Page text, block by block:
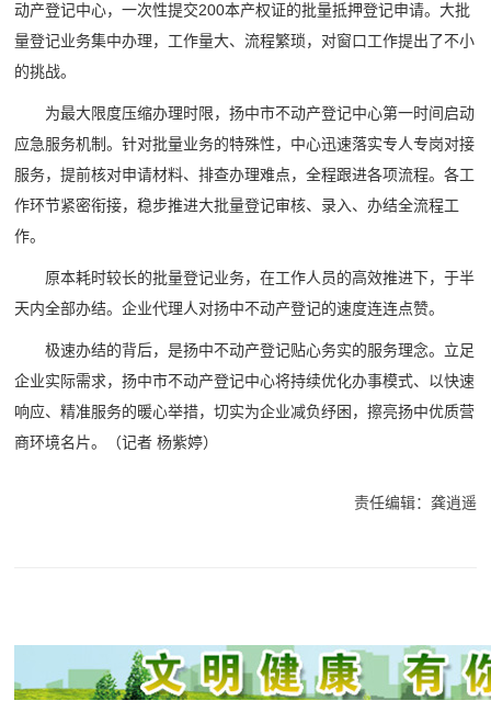
动产登记中心，一次性提交200本产权证的批量抵押登记申请。大批
量登记业务集中办理，工作量大、流程繁琐，对窗口工作提出了不小
的挑战。
为最大限度压缩办理时限，扬中市不动产登记中心第一时间启动
应急服务机制。针对批量业务的特殊性，中心迅速落实专人专岗对接
服务，提前核对申请材料、排查办理难点，全程跟进各项流程。各工
作环节紧密衔接，稳步推进大批量登记审核、录入、办结全流程工
作。
原本耗时较长的批量登记业务，在工作人员的高效推进下，于半
天内全部办结。企业代理人对扬中不动产登记的速度连连点赞。
极速办结的背后，是扬中不动产登记贴心务实的服务理念。立足
企业实际需求，扬中市不动产登记中心将持续优化办事模式、以快速
响应、精准服务的暖心举措，切实为企业减负纾困，擦亮扬中优质营
商环境名片。
（记者 杨紫婷）
责任编辑：龚逍遥